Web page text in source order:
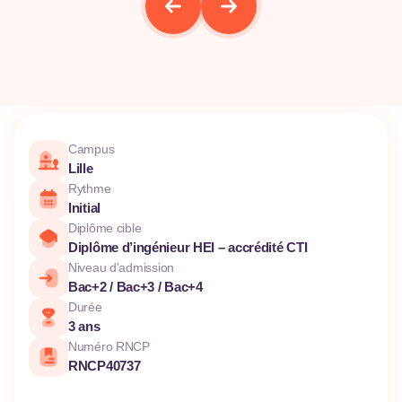
Campus
Lille
Rythme
Initial
Diplôme cible
Diplôme d’ingénieur HEI – accrédité CTI
Niveau d'admission
Bac+2 / Bac+3 / Bac+4
Durée
3 ans
Numéro RNCP
RNCP40737